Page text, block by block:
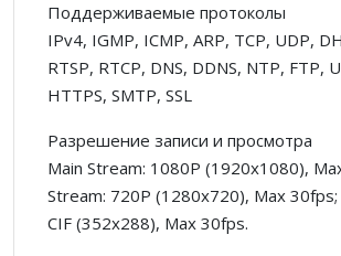
Поддерживаемые протоколы
IPv4, IGMP, ICMP, ARP, TCP, UDP,
RTSP, RTCP, DNS, DDNS, NTP, FTP,
HTTPS, SMTP, SSL
Разрешение записи и просмотра
Main Stream: 1080P (1920x1080),
Stream: 720P (1280x720), Max
CIF (352x288), Max 30fps.